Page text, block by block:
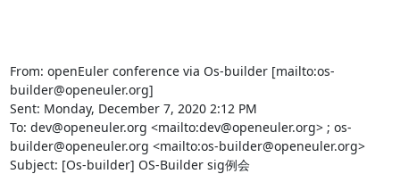
From: openEuler conference via Os-builder [mailto:os-
builder@openeuler.org]
Sent: Monday, December 7, 2020 2:12 PM
To: dev@openeuler.org <mailto:dev@openeuler.org> ; os-
builder@openeuler.org <mailto:os-builder@openeuler.org>
Subject: [Os-builder] OS-Builder sig例会